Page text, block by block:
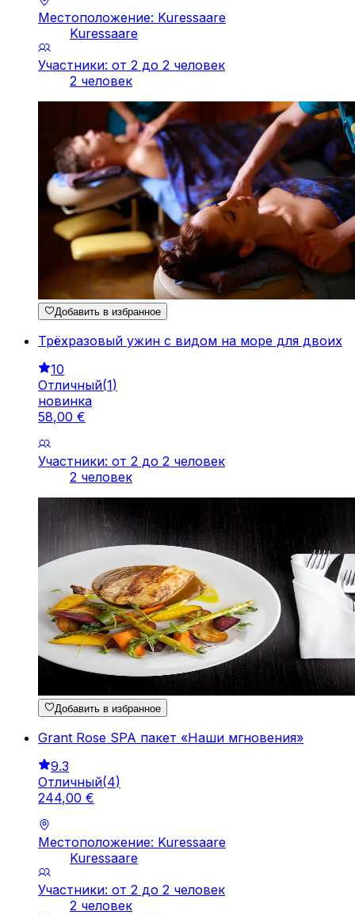
Местоположение: Kuressaare
Kuressaare
Участники: от 2 до 2 человек
2 человек
Добавить в избранное
Трёхразовый ужин с видом на море для двоих
10
Отличный(1)
новинка
58,00 €
Участники: от 2 до 2 человек
2 человек
Добавить в избранное
Grant Rose SPA пакет «Наши мгновения»
9.3
Отличный(4)
244,00 €
Местоположение: Kuressaare
Kuressaare
Участники: от 2 до 2 человек
2 человек